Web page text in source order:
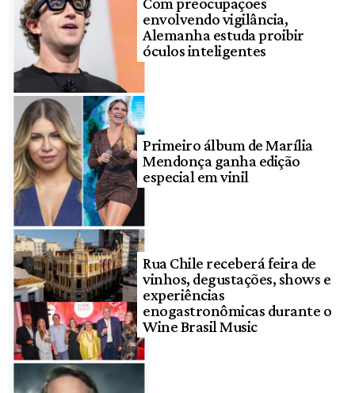
Com preocupações
envolvendo vigilância,
Alemanha estuda proibir
óculos inteligentes
Primeiro álbum de Marília
Mendonça ganha edição
especial em vinil
Rua Chile receberá feira de
vinhos, degustações, shows e
experiências
enogastronômicas durante o
Wine Brasil Music